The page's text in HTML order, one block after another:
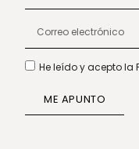
He leído y acepto la
ME APUNTO